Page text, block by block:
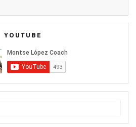
YOUTUBE